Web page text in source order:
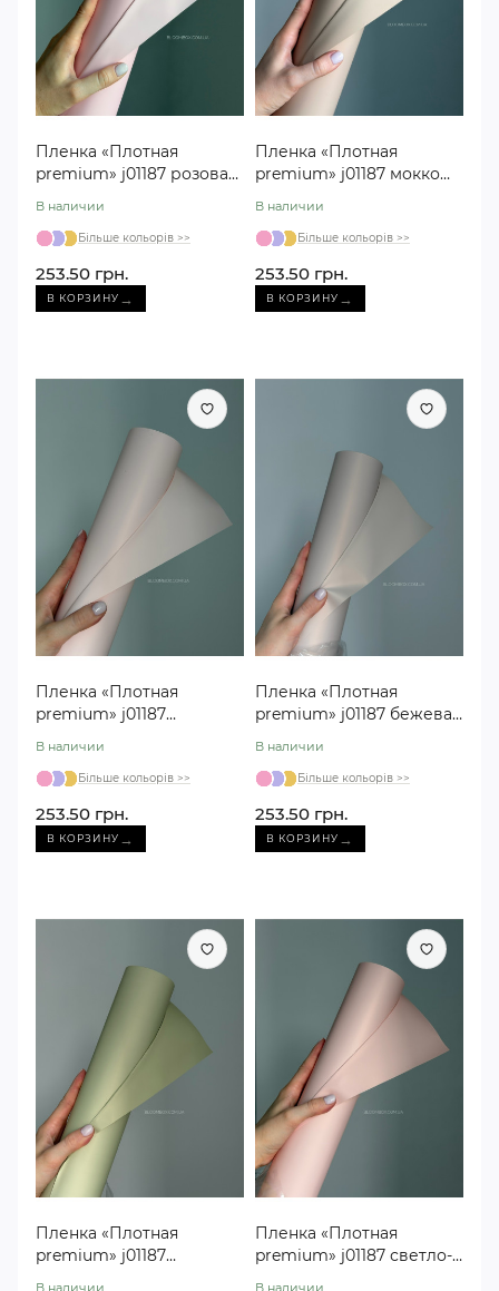
Пленка «Плотная
premium» j01187 розовая
В наличии
Більше кольорів >>
253.50 грн.
В КОРЗИНУ →
Пленка «Плотная
premium» j01187 мокко
В наличии
Більше кольорів >>
253.50 грн.
В КОРЗИНУ →
Пленка «Плотная
premium» j01187
В наличии
Більше кольорів >>
253.50 грн.
В КОРЗИНУ →
Пленка «Плотная
premium» j01187 бежевая
В наличии
Більше кольорів >>
253.50 грн.
В КОРЗИНУ →
Пленка «Плотная
premium» j01187
В наличии
Пленка «Плотная
premium» j01187 светло-
В наличии